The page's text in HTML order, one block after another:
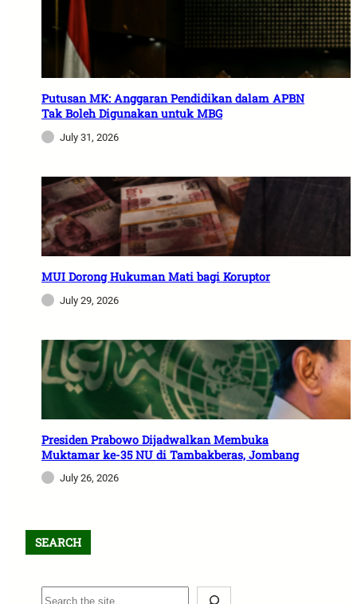
Putusan MK: Anggaran Pendidikan dalam APBN
Tak Boleh Digunakan untuk MBG
July 31, 2026
MUI Dorong Hukuman Mati bagi Koruptor
July 29, 2026
Presiden Prabowo Dijadwalkan Membuka
Muktamar ke-35 NU di Tambakberas, Jombang
July 26, 2026
SEARCH
S